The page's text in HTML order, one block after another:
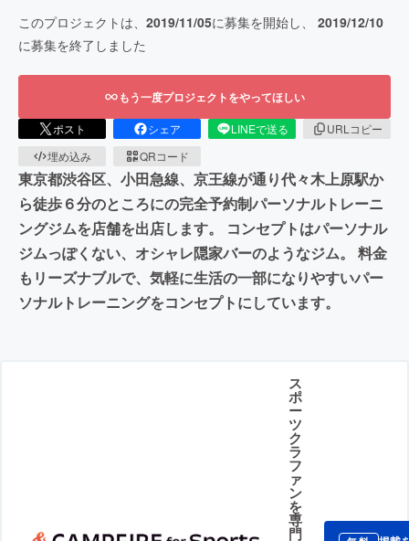
このプロジェクトは、 2019/11/05に募集を開始し、 2019/12/10
に募集を終了しました
もう一度プロジェクトをやってほしい
ポスト シェア LINEで送る
URLコピー
埋め込み
QRコード
東京都渋谷区、小田急線、京王線が通り代々木上原駅か
ら徒歩６分のところにの完全予約制パーソナルトレーニ
ングジムを店舗を出店します。 コンセプトはパーソナル
ジムっぽくない、オシャレ隠家バーのようなジム。 料金
もリーズナブルで、気軽に生活の一部になりやすいパー
ソナルトレーニングをコンセプトにしています。
ス
ポ
ー
ツ
ク
ラ
フ
ァ
ン
を
専
門